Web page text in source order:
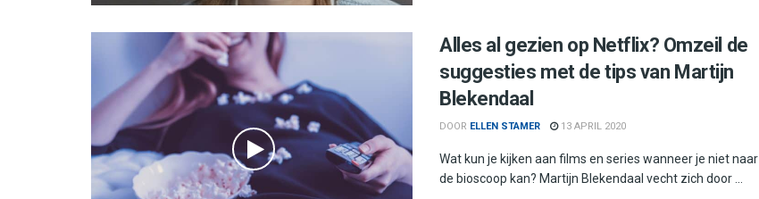
Alles al gezien op Netflix? Omzeil de
suggesties met de tips van Martijn
Blekendaal
DOOR ELLEN STAMER 13 APRIL 2020
Wat kun je kijken aan films en series wanneer je niet naar
de bioscoop kan? Martijn Blekendaal vecht zich door ...